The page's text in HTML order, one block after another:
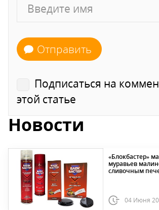
Отправить
Подписаться на
этой статье
Новости
«Блокбастер»
муравьев
сливочным
04 Июня